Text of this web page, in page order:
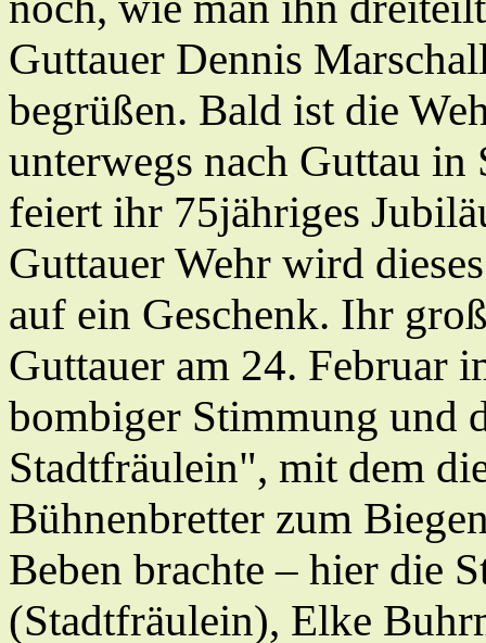
Guttauer Dennis
begrüßen. Bald ist die
unterwegs nach Guttau in
feiert ihr 75jähriges
Guttauer Wehr wird
auf ein Geschenk. Ihr
Guttauer am 24. Februar
bombiger Stimmung und
Stadtfräulein", mit dem
Bühnenbretter zum
Beben brachte – hier die
(Stadtfräulein), Elke